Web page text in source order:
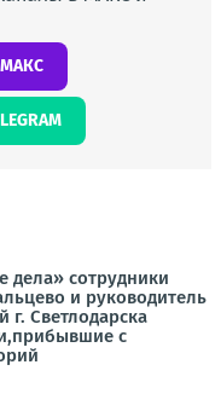
дела» сотрудники
и руководитель
Светлодарска
с